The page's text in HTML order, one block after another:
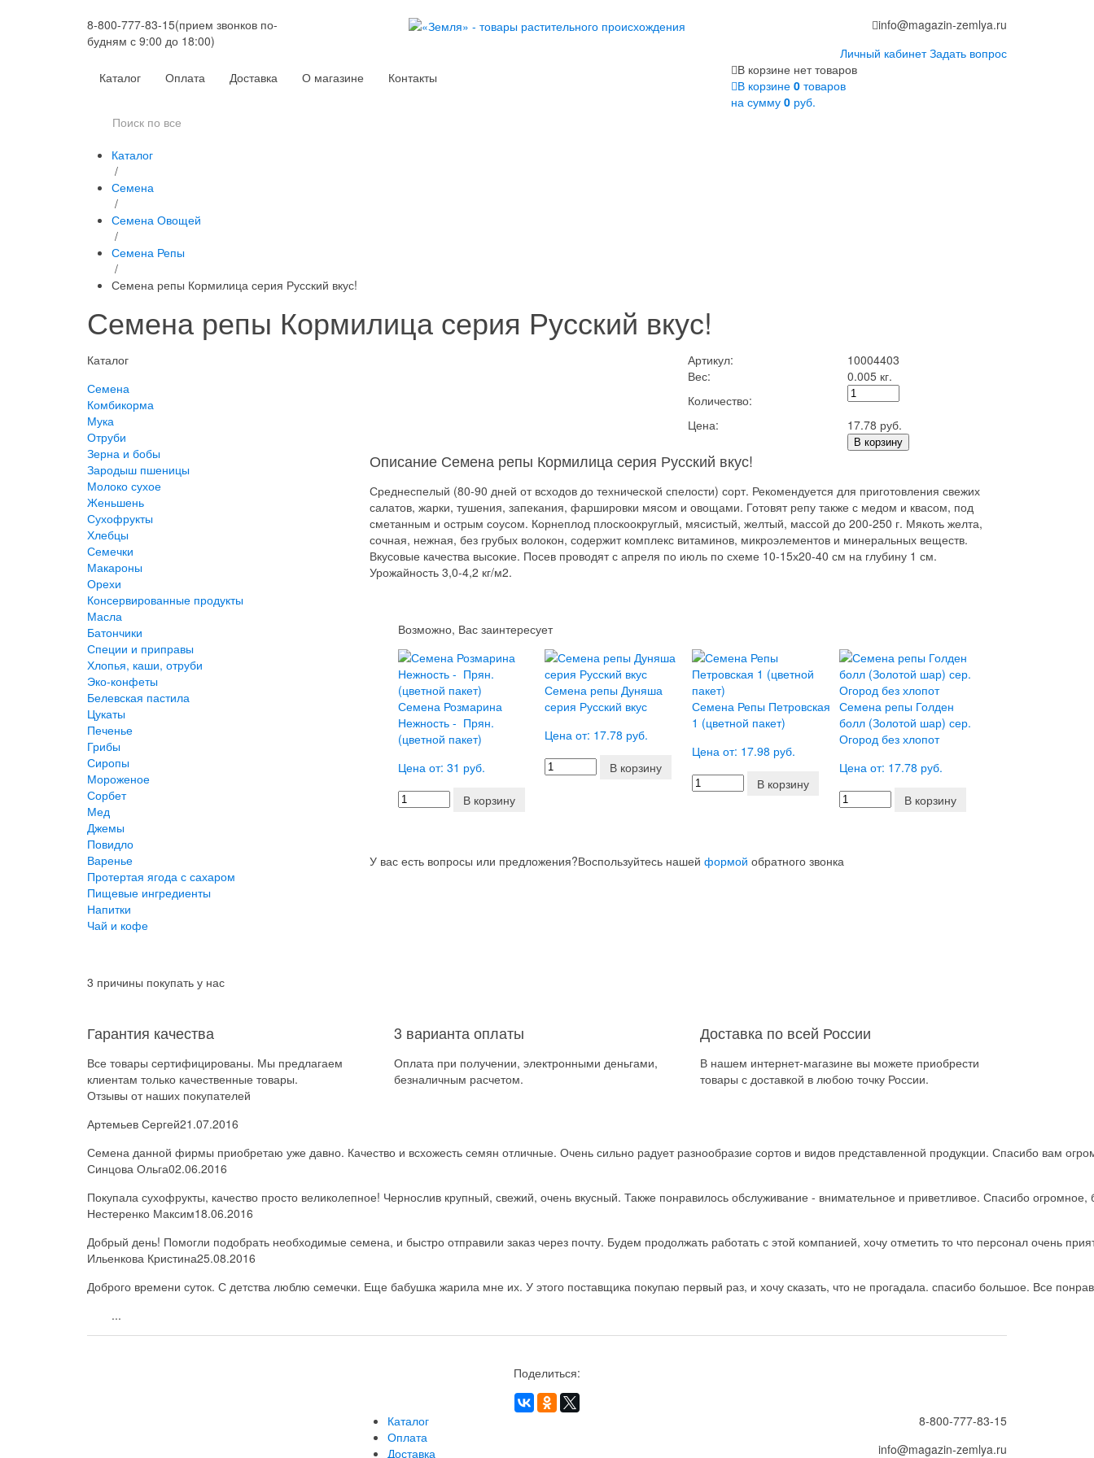
8-800-777-83-15(прием звонков по-
будням с 9:00 до 18:00)
info@magazin-zemlya.ru
Личный кабинет Задать вопрос
Каталог
Оплата Доставка О магазине Контакты
В корзине нет товаров
В корзине 0 товаров
на сумму 0 руб.
Каталог
/
Семена
/
Семена Овощей
/
Семена Репы
/
Семена репы Кормилица серия Русский вкус!
Семена репы Кормилица серия Русский вкус!
Каталог
Семена
Комбикорма
Мука
Отруби
Зерна и бобы
Зародыш пшеницы
Молоко сухое
Женьшень
Сухофрукты
Хлебцы
Семечки
Макароны
Орехи
Консервированные продукты
Масла
Батончики
Специи и приправы
Хлопья, каши, отруби
Эко-конфеты
Белевская пастила
Цукаты
Печенье
Грибы
Сиропы
Мороженое
Сорбет
Мед
Джемы
Повидло
Варенье
Протертая ягода с сахаром
Пищевые ингредиенты
Напитки
Чай и кофе
Артикул:
10004403
Вес:
0.005 кг.
Количество:
Цена:
17.78 руб.
В корзину
Описание Семена репы Кормилица серия Русский вкус!
Среднеспелый (80-90 дней от всходов до технической спелости) сорт. Рекомендуется для приготовления свежих
салатов, жарки, тушения, запекания, фаршировки мясом и овощами. Готовят репу также с медом и квасом, под
сметанным и острым соусом. Корнеплод плоскоокруглый, мясистый, желтый, массой до 200-250 г. Мякоть желта,
сочная, нежная, без грубых волокон, содержит комплекс витаминов, микроэлементов и минеральных веществ.
Вкусовые качества высокие. Посев проводят с апреля по июль по схеме 10-15х20-40 см на глубину 1 см.
Урожайность 3,0-4,2 кг/м2.
Возможно, Вас заинтересует
Семена Розмарина
Нежность - Прян.
(цветной пакет)
Цена от: 31 руб.
В корзину
Семена репы Дуняша
серия Русский вкус
Цена от: 17.78 руб.
В корзину
Семена Репы Петровская
1 (цветной пакет)
Цена от: 17.98 руб.
В корзину
Семена репы Голден
болл (Золотой шар) сер.
Огород без хлопот
Цена от: 17.78 руб.
В корзину
У вас есть вопросы или предложения?Воспользуйтесь нашей формой обратного звонка
3 причины покупать у нас
Гарантия качества
Все товары сертифицированы. Мы предлагаем
клиентам только качественные товары.
3 варианта оплаты
Оплата при получении, электронными деньгами,
безналичным расчетом.
Доставка по всей России
В нашем интернет-магазине вы можете приобрести
товары с доставкой в любою точку России.
Отзывы от наших покупателей
Артемьев Сергей21.07.2016
Семена данной фирмы приобретаю уже давно. Качество и всхожесть семян отличные. Очень сильно радует разнообразие сортов и видов представленной продукции. Спасибо вам
Синцова Ольга02.06.2016
Покупала сухофрукты, качество просто великолепное! Чернослив крупный, свежий, очень вкусный. Также понравилось обслуживание - внимательное и приветливое. Спасибо огромное,
Нестеренко Максим18.06.2016
Добрый день! Помогли подобрать необходимые семена, и быстро отправили заказ через почту. Будем продолжать работать с этой компанией, хочу отметить то что персонал очень
Ильенкова Кристина25.08.2016
Доброго времени суток. С детства люблю семечки. Еще бабушка жарила мне их. У этого поставщика покупаю первый раз, и хочу сказать, что не прогадала. спасибо большое. Все
...
Поделиться:
Каталог
Оплата
Доставка
8-800-777-83-15
info@magazin-zemlya.ru